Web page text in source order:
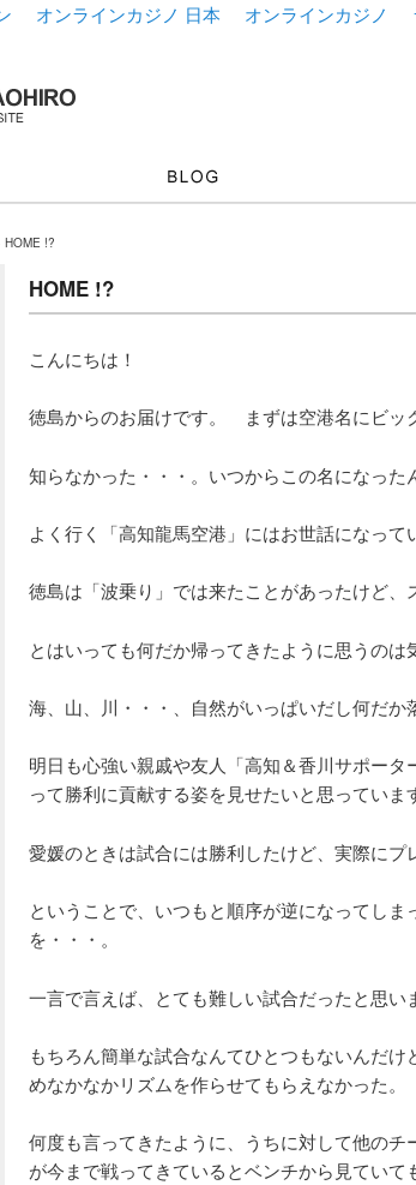
オンラインカジノ 日本 オンラインカジノ
HOME !?
HOME !?
こんにちは！
徳島からのお届けです。 まずは空港名にビッ
知らなかった・・・。いつからこの名になった
よく行く「高知龍馬空港」にはお世話になっ
徳島は「波乗り」では来たことがあったけど、
とはいっても何だか帰ってきたように思うのは
海、山、川・・・、自然がいっぱいだし何だか
明日も心強い親戚や友人「高知＆香川サポー
って勝利に貢献する姿を見せたいと思っていま
愛媛のときは試合には勝利したけど、実際にプ
ということで、いつもと順序が逆になってし
を・・・。
一言で言えば、とても難しい試合だったと思い
もちろん簡単な試合なんてひとつもないんだ
めなかなかリズムを作らせてもらえなかった。
何度も言ってきたように、うちに対して他の
が今まで戦ってきているとベンチから見てい